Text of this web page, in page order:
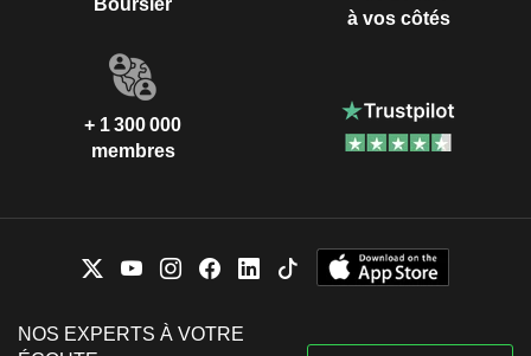
Boursier
à vos côtés
+ 1 300 000
membres
NOS EXPERTS À VOTRE